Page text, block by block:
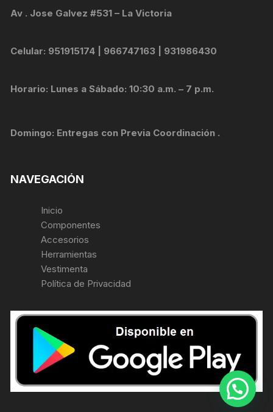
Av . Jose Galvez #531 – La Victoria
Celular: 951915174 | 966747163 | 931986430
Horario: Lunes a Sábado: 10:30 a.m. – 7 p.m.
Domingo: Entregas con Previa Coordinación .
NAVEGACIÓN
Inicio
Componentes
Accesorios
Herramientas
Vestimenta
Política de Privacidad